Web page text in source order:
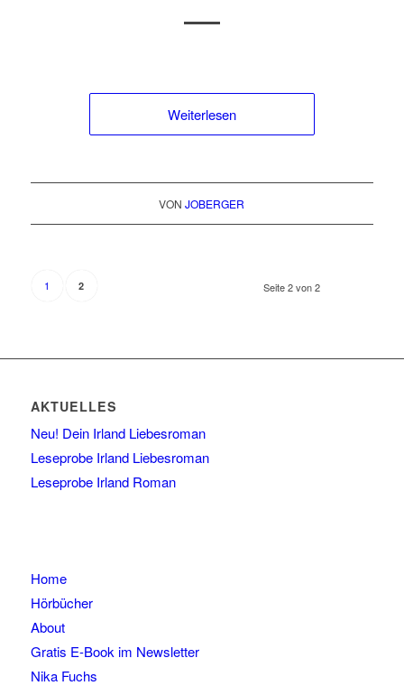
Weiterlesen
VONJOBERGER
Seite 2 von 2
1 2
AKTUELLES
Neu! Dein Irland Liebesroman
Leseprobe Irland Liebesroman
Leseprobe Irland Roman
Home
Hörbücher
About
Gratis E-Book im Newsletter
Nika Fuchs